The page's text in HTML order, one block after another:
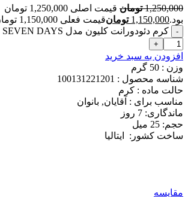
1,250,000 تومان
قیمت اصلی 1,250,000 تومان
بود.1,150,000 تومانقیمت فعلی 1,150,000 تومان است.
کرم دئودورانت کلیون مدل SEVEN DAYS حجم 25 میل عدد
افزودن به سبد خرید
وزن : 50
گرم
شناسه محصول : 100131221201
حالت ماده : کرم
مناسب برای : آقایان, بانوان
ماندگاری: 7
روز
حجم: 25
میل
ساخت کشور:
ایتالیا
مقایسه